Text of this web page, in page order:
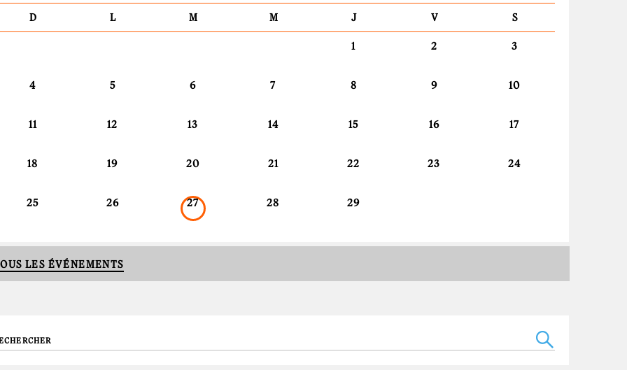
D L M M J V S
1 2 3
4 5 6 7 8 9 10
11 12 13 14 15 16 17
18 19 20 21 22 23 24
25 26 27 28 29
LES ÉVÉNEMENTS